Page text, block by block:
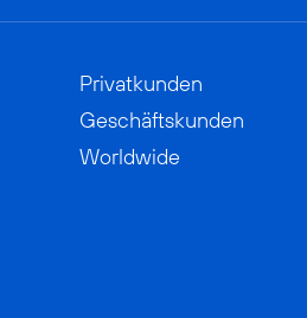
Privatkunden
Geschäftskunden
Worldwide